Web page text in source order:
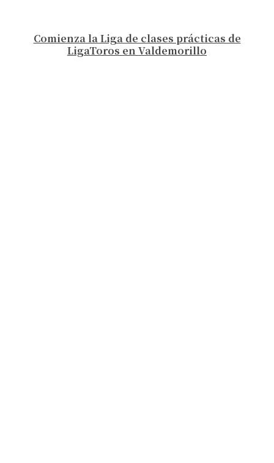
Comienza la Liga de clases prácticas de
LigaToros en Valdemorillo